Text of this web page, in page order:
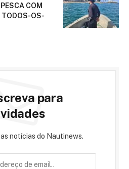
COM
TODOS-OS-
para
notícias do Nautinews.